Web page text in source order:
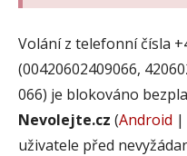
Volání z telefonní čísla
(00420602409066,
066) je blokováno
Nevolejte.cz (Android |
uživatele před